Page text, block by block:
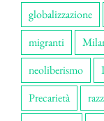
globalizzazione
migranti
neoliberismo
Precarietà